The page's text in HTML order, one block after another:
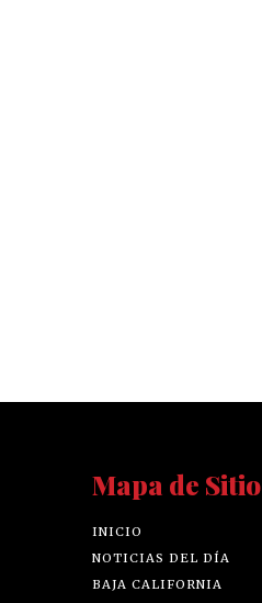
Mapa de Sitio
INICIO
NOTICIAS DEL DÍA
BAJA CALIFORNIA